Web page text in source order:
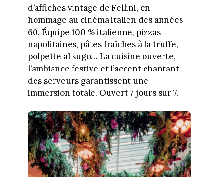
d’affiches vintage de Fellini, en
hommage au cinéma italien des années
60. Équipe 100 % italienne, pizzas
napolitaines, pâtes fraîches à la truffe,
polpette al sugo… La cuisine ouverte,
l’ambiance festive et l’accent chantant
des serveurs garantissent une
immersion totale. Ouvert 7 jours sur 7.